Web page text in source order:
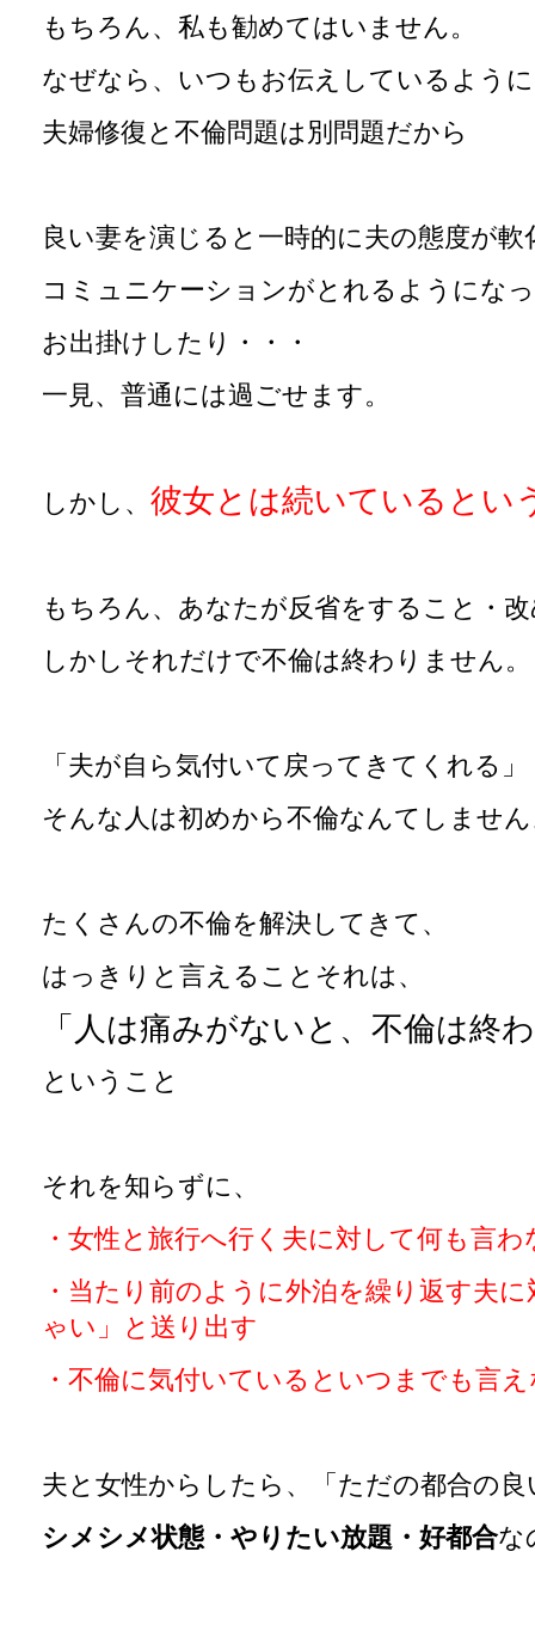
もちろん、私も勧めてはいません。
なぜなら、いつもお伝えしているように
夫婦修復と不倫問題は別問題だから
良い妻を演じると一時的に夫の態度が軟
コミュニケーションがとれるようにな
お出掛けしたり・・・
一見、普通には過ごせます。
しかし、 彼女とは続いているとい
もちろん、あなたが反省をすること・
しかしそれだけで不倫は終わりません。
「夫が自ら気付いて戻ってきてくれる」
そんな人は初めから不倫なんてしませ
たくさんの不倫を解決してきて、
はっきりと言えることそれは、
「人は痛みがないと、不倫は終
ということ
それを知らずに、
・女性と旅行へ行く夫に対して何も言わ
・当たり前のように外泊を繰り返す夫
ゃい」と送り出す
・不倫に気付いているといつまでも言
夫と女性からしたら、「ただの都合の良
シメシメ状態・やりたい放題・好都合な